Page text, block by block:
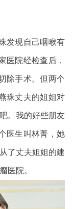
发现自己咽喉有
医院经检查后，
除手术。但两个
珠丈夫的姐姐对
。我的好些朋友
医生叫林菁，她
了丈夫姐姐的建
医院。